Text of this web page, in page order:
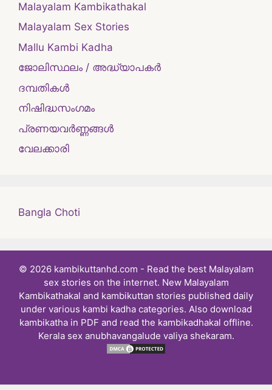
Malayalam Kambikathakal
Malayalam Sex Stories
Mallu Kambi Kadha
ജോലിസ്ഥലം / അദ്ധ്യാപകർ
ദമ്പതികള്‍
നിഷിദ്ധസംഗമം
പ്രണയവർണ്ണങ്ങൾ
വേലക്കാരി
Bangla Choti
© 2026 kambikuttanhd.com - Read the best Malayalam
sex stories on the internet. New Malayalam
Kambikathakal and kambikuttan stories published daily
under various kambi kadha categories. Also download
kambikatha in PDF and read the kambikadhakal offline.
Kerala sex anubhavangalude valiya shekaram.